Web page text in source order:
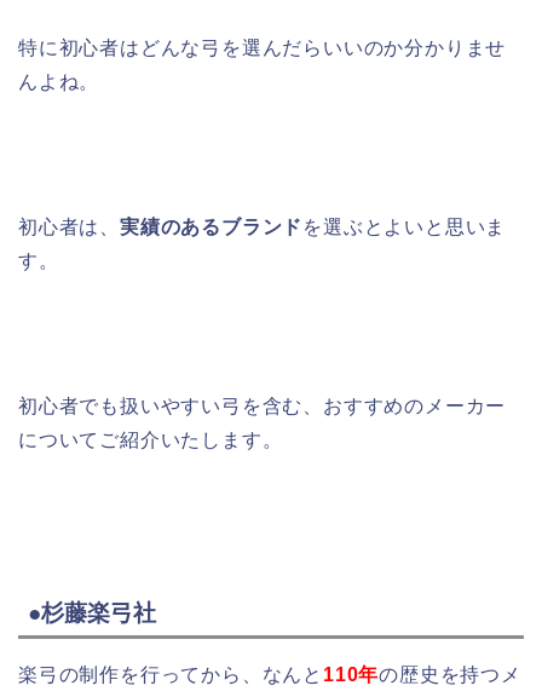
特に初心者はどんな弓を選んだらいいのか分かりませ
んよね。
初心者は、 実績のあるブランド を選ぶとよいと思いま
す。
初心者でも扱いやすい弓を含む、おすすめのメーカー
についてご紹介いたします。
●杉藤楽弓社
楽弓の制作を行ってから、なんと 110年の歴史を持つメ